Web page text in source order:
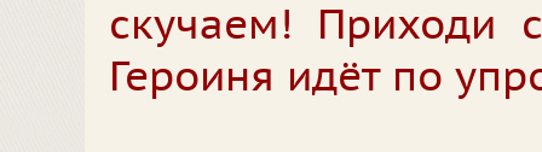
скучаем! Приходи
Героиня идёт по